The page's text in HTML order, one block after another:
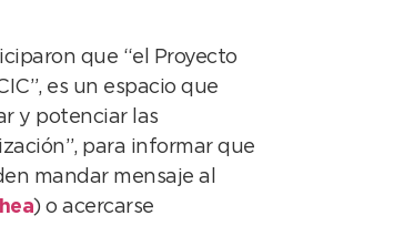
que “el Proyecto
es un espacio que
y potenciar las
para informar que
mandar mensaje al
) o acercarse